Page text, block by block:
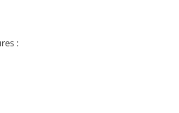
: